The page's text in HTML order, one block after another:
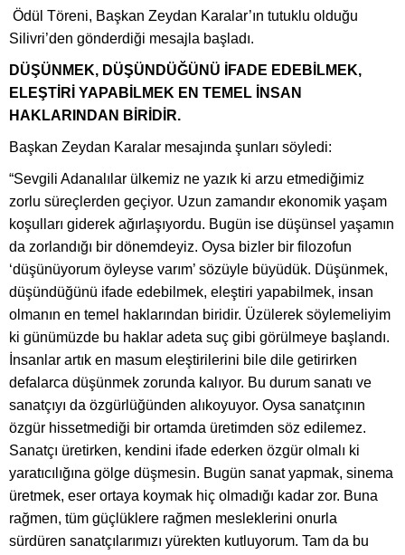
Ödül Töreni, Başkan Zeydan Karalar’ın tutuklu olduğu
Silivri’den gönderdiği mesajla başladı.
DÜŞÜNMEK, DÜŞÜNDÜĞÜNÜ İFADE EDEBİLMEK,
ELEŞTİRİ YAPABİLMEK EN TEMEL İNSAN
HAKLARINDAN BİRİDİR.
Başkan Zeydan Karalar mesajında şunları söyledi:
“Sevgili Adanalılar ülkemiz ne yazık ki arzu etmediğimiz
zorlu süreçlerden geçiyor. Uzun zamandır ekonomik yaşam
koşulları giderek ağırlaşıyordu. Bugün ise düşünsel yaşamın
da zorlandığı bir dönemdeyiz. Oysa bizler bir filozofun
‘düşünüyorum öyleyse varım’ sözüyle büyüdük. Düşünmek,
düşündüğünü ifade edebilmek, eleştiri yapabilmek, insan
olmanın en temel haklarından biridir. Üzülerek söylemeliyim
ki günümüzde bu haklar adeta suç gibi görülmeye başlandı.
İnsanlar artık en masum eleştirilerini bile dile getirirken
defalarca düşünmek zorunda kalıyor. Bu durum sanatı ve
sanatçıyı da özgürlüğünden alıkoyuyor. Oysa sanatçının
özgür hissetmediği bir ortamda üretimden söz edilemez.
Sanatçı üretirken, kendini ifade ederken özgür olmalı ki
yaratıcılığına gölge düşmesin. Bugün sanat yapmak, sinema
üretmek, eser ortaya koymak hiç olmadığı kadar zor. Buna
rağmen, tüm güçlüklere rağmen mesleklerini onurla
sürdüren sanatçılarımızı yürekten kutluyorum. Tam da bu